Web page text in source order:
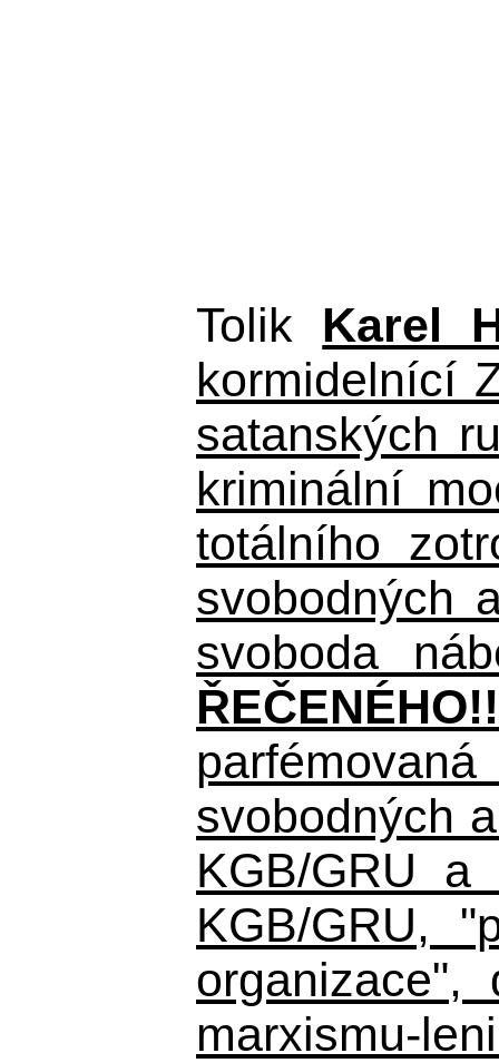
Tolik Karel
kormidelnící
satanských
kriminální
totálního
svobodných
svoboda
svobodných
KGB/GRU
KGB/GRU,
organizace",
marxismu-